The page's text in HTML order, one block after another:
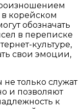
в корейском
обозначать
в переписке
культуре,
свои эмоции,
только служат
и позволяют
к